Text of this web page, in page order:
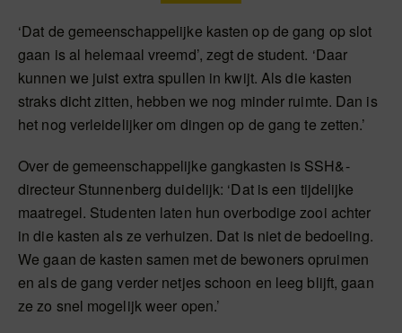
‘Dat de gemeenschappelijke kasten op de gang op slot
gaan is al helemaal vreemd’, zegt de student. ‘Daar
kunnen we juist extra spullen in kwijt. Als die kasten
straks dicht zitten, hebben we nog minder ruimte. Dan is
het nog verleidelijker om dingen op de gang te zetten.’
Over de gemeenschappelijke gangkasten is SSH&-
directeur Stunnenberg duidelijk: ‘Dat is een tijdelijke
maatregel. Studenten laten hun overbodige zooi achter
in die kasten als ze verhuizen. Dat is niet de bedoeling.
We gaan de kasten samen met de bewoners opruimen
en als de gang verder netjes schoon en leeg blijft, gaan
ze zo snel mogelijk weer open.’